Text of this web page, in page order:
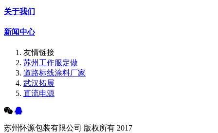
关于我们
新闻中心
友情链接
苏州工作服定做
道路标线涂料厂家
武汉拓展
直流电源
苏州怀源包装有限公司 版权所有 2017